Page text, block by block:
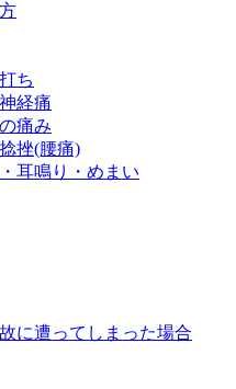
ち
経痛
痛み
挫(腰痛)
耳鳴り・めまい
に遭ってしまった場合